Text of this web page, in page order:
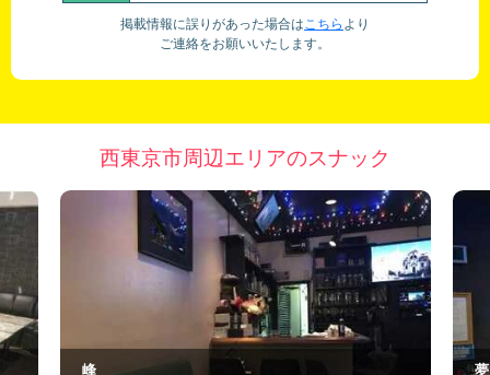
掲載情報に誤りがあった場合はこちら より
ご連絡をお願いいたします。
西東京市周辺エリアのスナック
夢